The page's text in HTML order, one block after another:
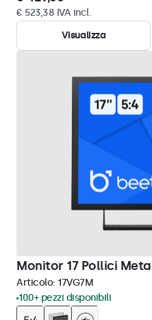
€ 523,38 IVA incl.
Visualizza
Monitor 17 Pollici
Articolo: 17VG7M
100+ pezzi disponibili